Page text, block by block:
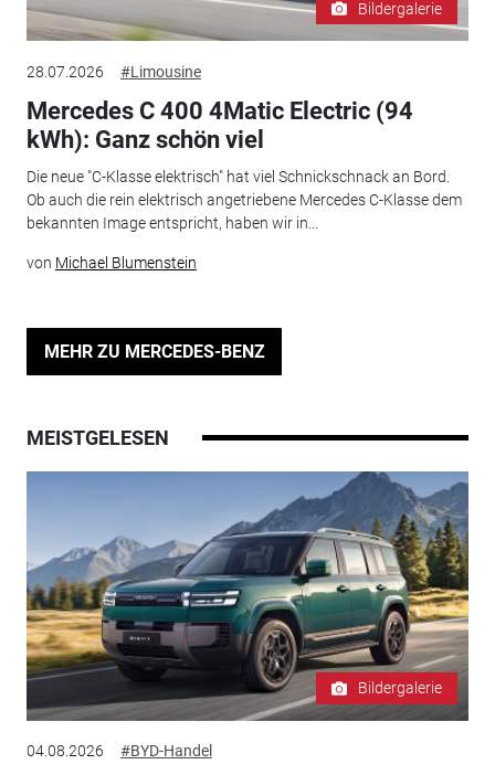
Bildergalerie
28.07.2026 #Limousine
Mercedes C 400 4Matic Electric (94
kWh): Ganz schön viel
Die neue "C-Klasse elektrisch" hat viel Schnickschnack an Bord.
Ob auch die rein elektrisch angetriebene Mercedes C-Klasse dem
bekannten Image entspricht, haben wir in...
von Michael Blumenstein
MEHR ZU MERCEDES-BENZ
MEISTGELESEN
Bildergalerie
04.08.2026 #BYD-Handel